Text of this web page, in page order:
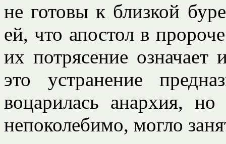
не готовы к близкой
ей, что апостол в
их потрясение
это устранение
воцарилась анархия,
непоколебимо, могло